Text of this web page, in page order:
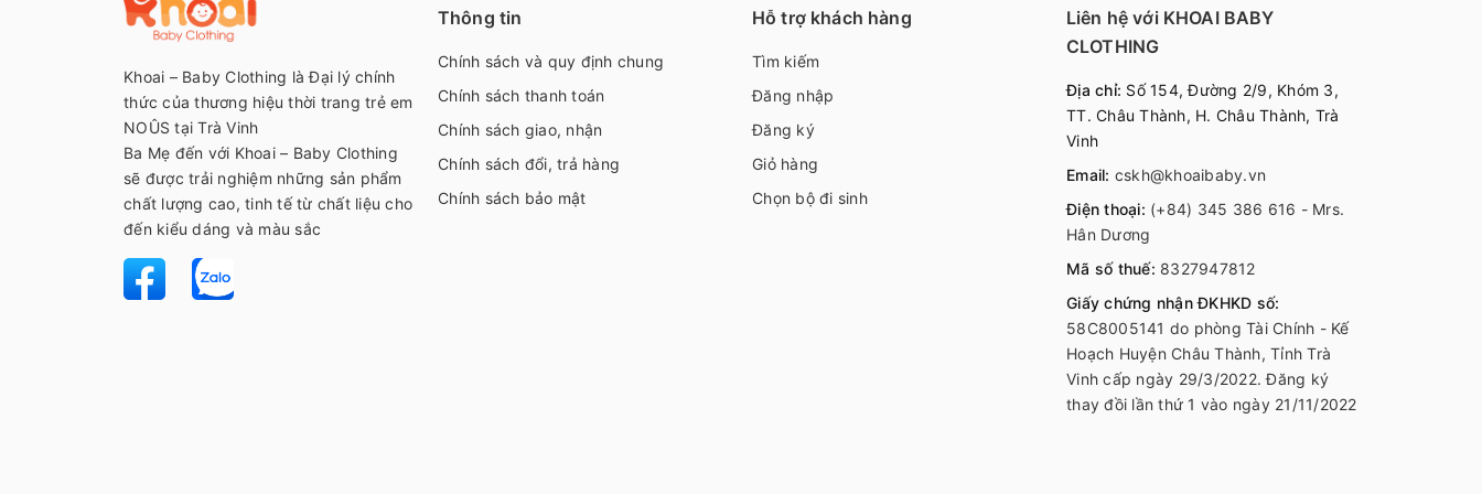
Khoai – Baby Clothing là Đại lý chính
thức của thương hiệu thời trang trẻ em
NOÛS tại Trà Vinh
Ba Mẹ đến với Khoai – Baby Clothing
sẽ được trải nghiệm những sản phẩm
chất lượng cao, tinh tế từ chất liệu cho
đến kiểu dáng và màu sắc
Thông tin
Chính sách và quy định chung
Chính sách thanh toán
Chính sách giao, nhận
Chính sách đổi, trả hàng
Chính sách bảo mật
Hỗ trợ khách hàng
Tìm kiếm
Đăng nhập
Đăng ký
Giỏ hàng
Chọn bộ đi sinh
Liên hệ với KHOAI BABY
CLOTHING
Địa chỉ: Số 154, Đường 2/9, Khóm 3,
TT. Châu Thành, H. Châu Thành, Trà
Vinh
Email: cskh@khoaibaby.vn
Điện thoại: (+84) 345 386 616 - Mrs.
Hân Dương
Mã số thuế: 8327947812
Giấy chứng nhận ĐKHKD số:
58C8005141 do phòng Tài Chính - Kế
Hoạch Huyện Châu Thành, Tỉnh Trà
Vinh cấp ngày 29/3/2022. Đăng ký
thay đồi lần thứ 1 vào ngày 21/11/2022